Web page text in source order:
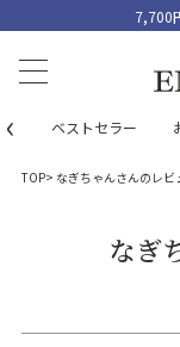
7,700
‹ ベストセラー
TOP なぎちゃんさんのレビ
なぎ